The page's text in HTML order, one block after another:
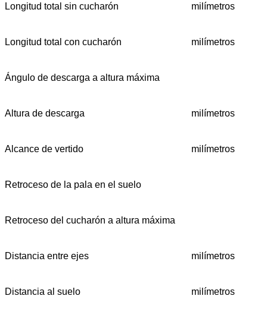
Longitud total sin cucharón milímetros
Longitud total con cucharón milímetros
Ángulo de descarga a altura máxima
Altura de descarga milímetros
Alcance de vertido milímetros
Retroceso de la pala en el suelo
Retroceso del cucharón a altura máxima
Distancia entre ejes milímetros
Distancia al suelo milímetros